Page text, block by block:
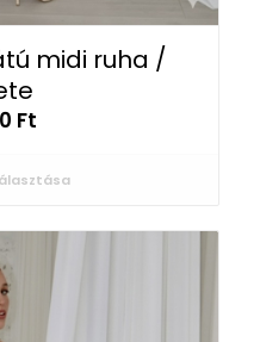
midi ruha /
Ft